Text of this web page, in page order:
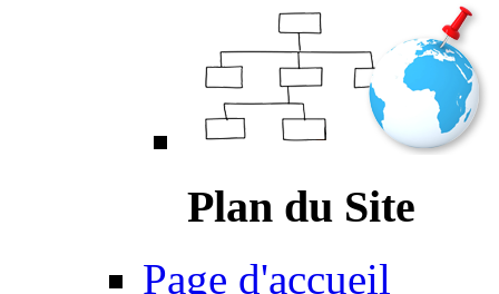
Plan du Site
Page d'accueil